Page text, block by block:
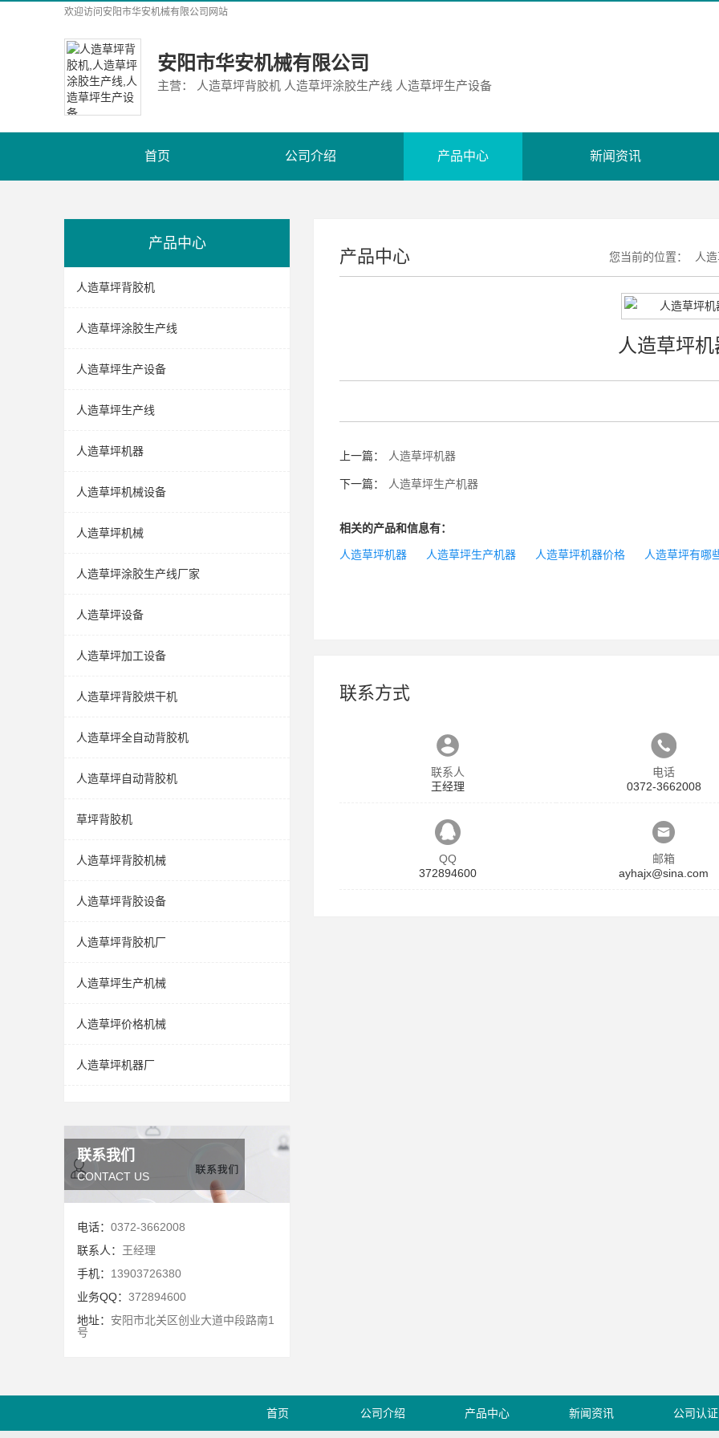
欢迎访问 安阳市华安机械有限公司 网站
安阳市华安机械有限公司
主营： 人造草坪背胶机 人造草坪涂胶生产线 人造草坪生产设备
首页 公司介绍 产品中心 新闻资讯
产品中心
人造草坪背胶机
人造草坪涂胶生产线
人造草坪生产设备
人造草坪生产线
人造草坪机器
人造草坪机械设备
人造草坪机械
人造草坪涂胶生产线厂家
人造草坪设备
人造草坪加工设备
人造草坪背胶烘干机
人造草坪全自动背胶机
人造草坪自动背胶机
草坪背胶机
人造草坪背胶机械
人造草坪背胶设备
人造草坪背胶机厂
人造草坪生产机械
人造草坪价格机械
人造草坪机器厂
联系我们
CONTACT US
电话： 0372-3662008
联系人： 王经理
手机： 13903726380
业务QQ： 372894600
地址： 安阳市北关区创业大道中段路南1
号
产品中心 您当前的位置： 人
人造草坪机
上一篇： 人造草坪机器
下一篇： 人造草坪生产机器
相关的产品和信息有：
人造草坪机器 人造草坪生产机器 人造草坪机器价格 人造草坪有哪
联系方式
联系人
王经理
电话
0372-3662008
QQ
372894600
邮箱
ayhajx@sina.com
首页 公司介绍 产品中心 新闻资讯 公司认证